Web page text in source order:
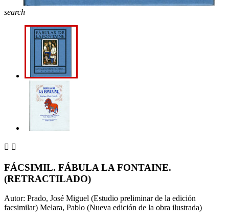
search
 
FÁCSIMIL. FÁBULA LA FONTAINE.
(RETRACTILADO)
Autor: Prado, José Miguel (Estudio preliminar de la edición
facsimilar) Melara, Pablo (Nueva edición de la obra ilustrada)